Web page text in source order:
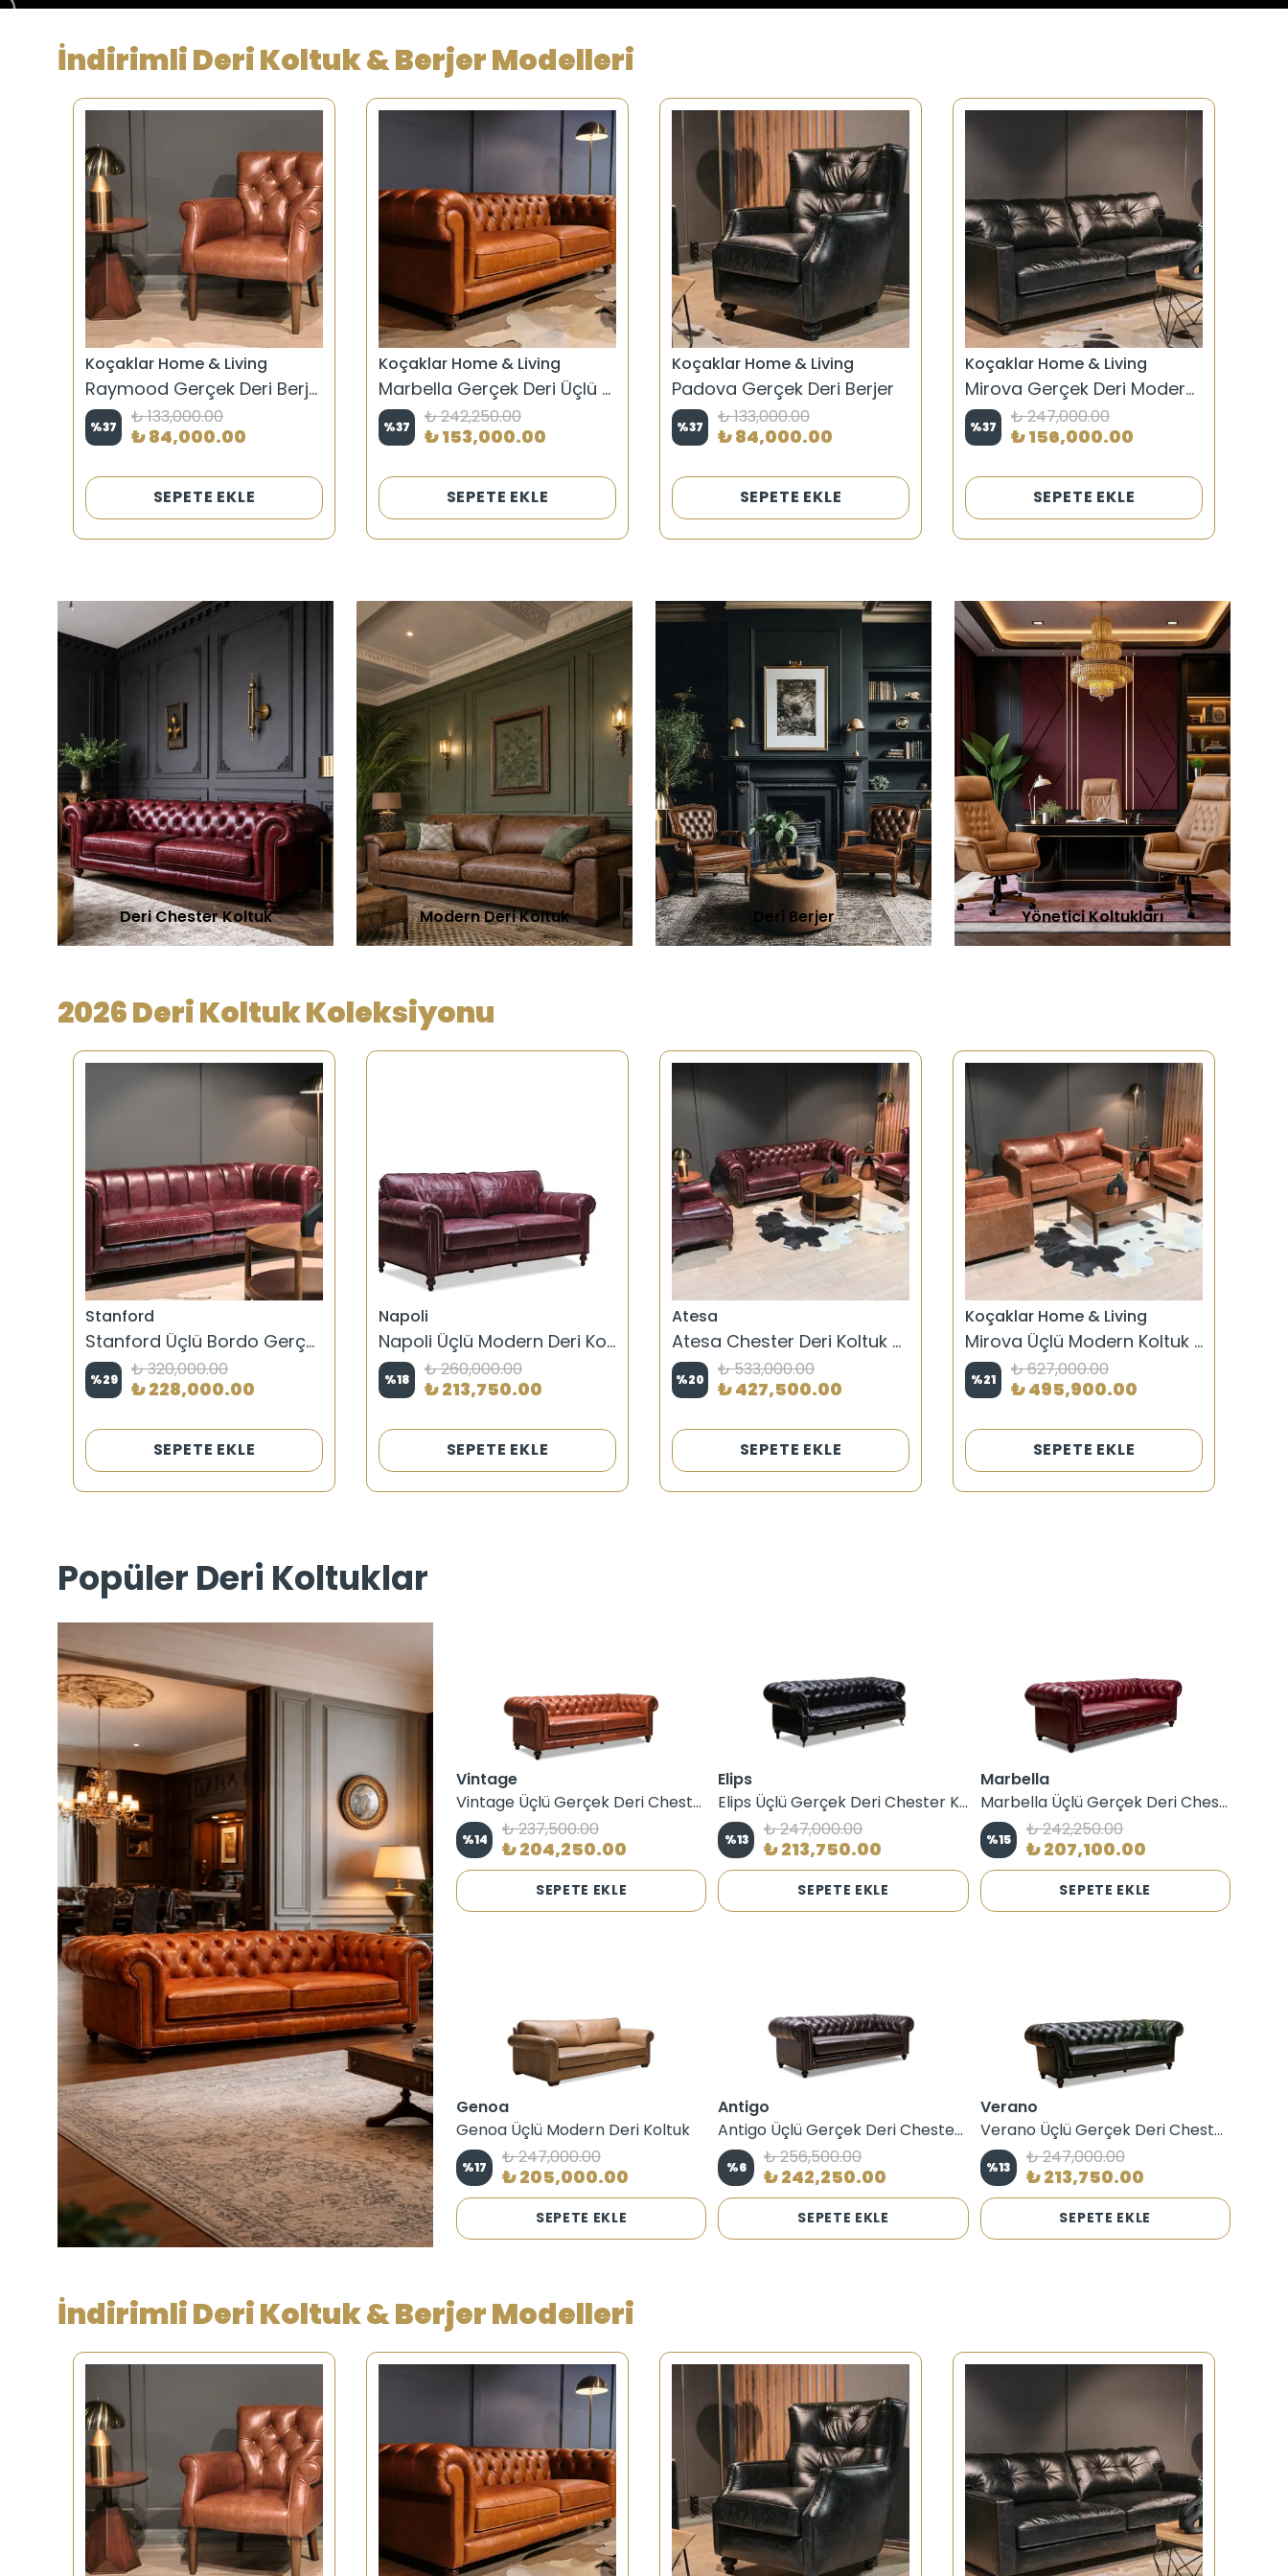
İndirimli Deri Koltuk & Berjer Modelleri
Koçaklar Home & Living
Raymood Gerçek Deri Berjer
%37 ₺ 133,000.00
₺ 84,000.00
SEPETE EKLE
Koçaklar Home & Living
Marbella Gerçek Deri Üçlü Chester
%37 ₺ 242,250.00
₺ 153,000.00
SEPETE EKLE
Koçaklar Home & Living
Padova Gerçek Deri Berjer
%37 ₺ 133,000.00
₺ 84,000.00
SEPETE EKLE
Koçaklar Home & Living
Mirova Gerçek Deri Modern Kanepe
%37 ₺ 247,000.00
₺ 156,000.00
SEPETE EKLE
Deri Chester Koltuk Modern Deri Koltuk Deri Berjer Yönetici Koltukları
2026 Deri Koltuk Koleksiyonu
Stanford
Stanford Üçlü Bordo Gerçek Deri Koltuk
%29 ₺ 320,000.00
₺ 228,000.00
SEPETE EKLE
Napoli
Napoli Üçlü Modern Deri Koltuk
%18 ₺ 260,000.00
₺ 213,750.00
SEPETE EKLE
Atesa
Atesa Chester Deri Koltuk Takımı
%20 ₺ 533,000.00
₺ 427,500.00
SEPETE EKLE
Koçaklar Home & Living
Mirova Üçlü Modern Koltuk Takımı
%21 ₺ 627,000.00
₺ 495,900.00
SEPETE EKLE
Popüler Deri Koltuklar
Vintage
Vintage Üçlü Gerçek Deri Chester Koltuk
%14 ₺ 237,500.00
₺ 204,250.00
SEPETE EKLE
Elips
Elips Üçlü Gerçek Deri Chester Koltuk
%13 ₺ 247,000.00
₺ 213,750.00
SEPETE EKLE
Marbella
Marbella Üçlü Gerçek Deri Chester Koltuk
%15 ₺ 242,250.00
₺ 207,100.00
SEPETE EKLE
Genoa
Genoa Üçlü Modern Deri Koltuk
%17 ₺ 247,000.00
₺ 205,000.00
SEPETE EKLE
Antigo
Antigo Üçlü Gerçek Deri Chester Koltuk
%6 ₺ 256,500.00
₺ 242,250.00
SEPETE EKLE
Verano
Verano Üçlü Gerçek Deri Chester Koltuk
%13 ₺ 247,000.00
₺ 213,750.00
SEPETE EKLE
İndirimli Deri Koltuk & Berjer Modelleri